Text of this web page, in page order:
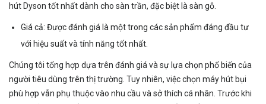
hút Dyson tốt nhất dành cho sàn trần, đặc biệt là sàn gỗ.
Giá cả: Được đánh giá là một trong các sản phẩm đáng đầu tư
với hiệu suất và tính năng tốt nhất.
Chúng tôi tổng hợp dựa trên đánh giá và sự lựa chọn phổ biến của
người tiêu dùng trên thị trường. Tuy nhiên, việc chọn máy hút bụi
phù hợp vẫn phụ thuộc vào nhu cầu và sở thích cá nhân. Trước khi